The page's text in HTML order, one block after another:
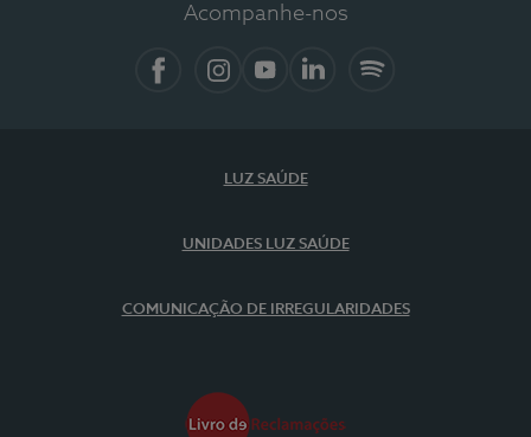
Acompanhe-nos
LUZ SAÚDE
UNIDADES LUZ SAÚDE
COMUNICAÇÃO DE IRREGULARIDADES